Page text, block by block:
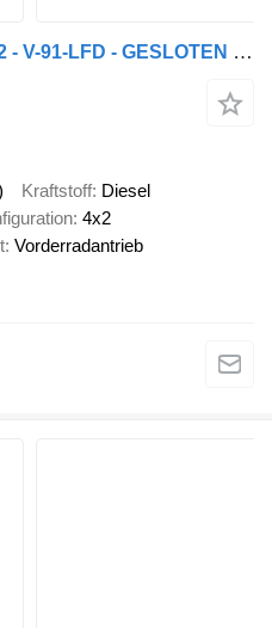
Renault Master 170.35 L2H2 - V-91-LFD - GESLOTEN GRIJS METALLIC - EURO 6
Kraftstoff Diesel
4x2
Vorderradantrieb